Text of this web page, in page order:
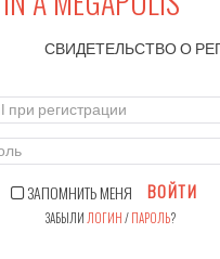
СВИДЕТЕЛЬСТВО О
при регистрации
ЗАПОМНИТЬ МЕНЯ ВОЙТИ
ЗАБЫЛИ ЛОГИН/ПАРОЛЬ?